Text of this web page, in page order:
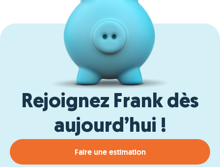
Rejoignez Frank dès
aujourd’hui !
Faire une estimation